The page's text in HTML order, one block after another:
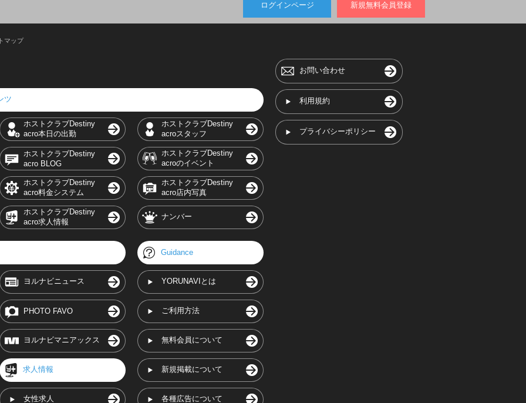
ログインページ 新規無料会員登録
マップ
ツ
ホストクラブDestiny
acro本日の出勤
ホストクラブDestiny
acroスタッフ
ホストクラブDestiny
acro BLOG
ホストクラブDestiny
acroのイベント
ホストクラブDestiny
acro料金システム
ホストクラブDestiny
acro店内写真
ホストクラブDestiny
acro求人情報
ナンバー
ヨルナビニュース
PHOTO FAVO
ヨルナビマニアックス
求人情報
女性求人
Guidance
YORUNAVIとは
ご利用方法
無料会員について
新規掲載について
各種広告について
お問い合わせ
利用規約
プライバシーポリシー